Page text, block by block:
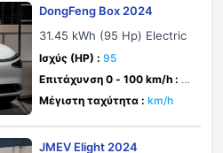
DongFeng Box 2024
31.45 kWh (95 Hp) Electric
Ισχύς (HP) : 95
Επιτάχυνση 0 - 100 km/h : δε
υτ.
Μέγιστη ταχύτητα : km/h
JMEV Elight 2024